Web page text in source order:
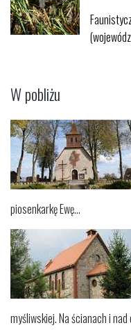
W pobliżu
piosenkarkę Ewę...
myśliwskiej. Na ścianach i nad